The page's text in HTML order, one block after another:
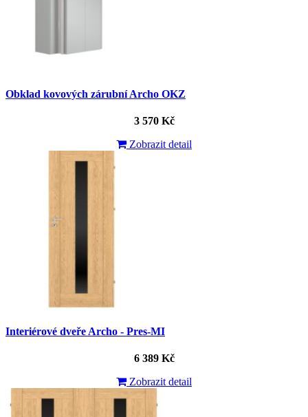
Obklad kovových zárubní Archo OKZ
3 570 Kč
Zobrazit detail
Interiérové dveře Archo - Pres-MI
6 389 Kč
Zobrazit detail